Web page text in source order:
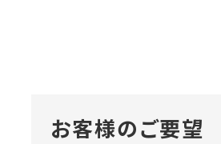
お客様のご要望